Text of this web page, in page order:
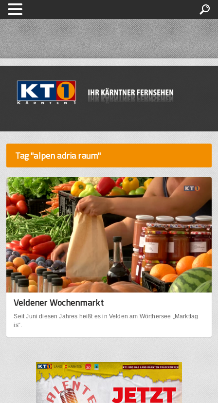
Tag "alpen adria raum"
Veldener Wochenmarkt
Seit Juni diesen Jahres heißt es in Velden am Wörthersee „Markttag
is“.